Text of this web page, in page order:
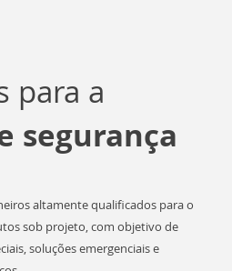
para a
segurança
altamente qualificados para o
sob projeto, com objetivo de
soluções emergenciais e